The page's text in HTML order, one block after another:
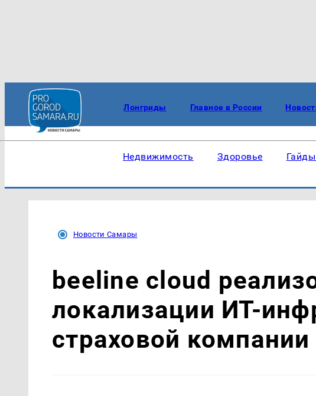
Лонгриды Главное в России
Недвижимость Здоровье
Новости Самары
beeline cloud
локализации ИТ-
страховой